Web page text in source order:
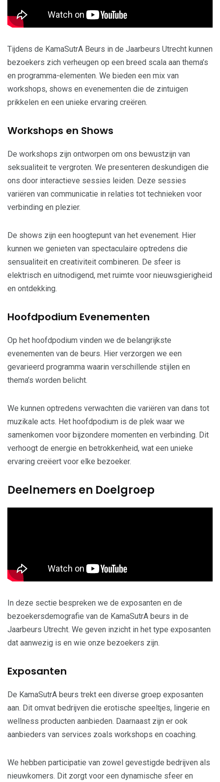
Tijdens de KamaSutrA Beurs in de Jaarbeurs Utrecht kunnen
bezoekers zich verheugen op een breed scala aan thema’s
en programma-elementen. We bieden een mix van
workshops, shows en evenementen die de zintuigen
prikkelen en een unieke ervaring creëren.
Workshops en Shows
De workshops zijn ontworpen om ons bewustzijn van
seksualiteit te vergroten. We presenteren deskundigen die
ons door interactieve sessies leiden. Deze sessies
variëren van communicatie in relaties tot technieken voor
verbinding en plezier.
De shows zijn een hoogtepunt van het evenement. Hier
kunnen we genieten van spectaculaire optredens die
sensualiteit en creativiteit combineren. De sfeer is
elektrisch en uitnodigend, met ruimte voor nieuwsgierigheid
en ontdekking.
Hoofdpodium Evenementen
Op het hoofdpodium vinden we de belangrijkste
evenementen van de beurs. Hier verzorgen we een
gevarieerd programma waarin verschillende stijlen en
thema’s worden belicht.
We kunnen optredens verwachten die variëren van dans tot
muzikale acts. Het hoofdpodium is de plek waar we
samenkomen voor bijzondere momenten en verbinding. Dit
verhoogt de energie en betrokkenheid, wat een unieke
ervaring creëert voor elke bezoeker.
Deelnemers en Doelgroep
In deze sectie bespreken we de exposanten en de
bezoekersdemografie van de KamaSutrA beurs in de
Jaarbeurs Utrecht. We geven inzicht in het type exposanten
dat aanwezig is en wie onze bezoekers zijn.
Exposanten
De KamaSutrA beurs trekt een diverse groep exposanten
aan. Dit omvat bedrijven die erotische speeltjes, lingerie en
wellness producten aanbieden. Daarnaast zijn er ook
aanbieders van services zoals workshops en coaching.
We hebben participatie van zowel gevestigde bedrijven als
nieuwkomers. Dit zorgt voor een dynamische sfeer en